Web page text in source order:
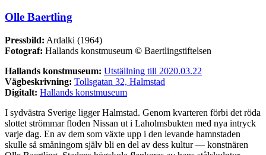
Olle Baertling
Pressbild: Ardalki (1964)
Fotograf: Hallands konstmuseum © Baertlingstiftelsen
Hallands konstmuseum: Utställning till 2020.03.22
Vägbeskrivning: Tollsgatan 32, Halmstad
Digitalt: Hallands konstmuseum
I sydvästra Sverige ligger Halmstad. Genom kvarteren förbi det röda
slottet strömmar floden Nissan ut i Laholmsbukten med nya intryck
varje dag. En av dem som växte upp i den levande hamnstaden
skulle så småningom själv bli en del av dess kultur — konstnären